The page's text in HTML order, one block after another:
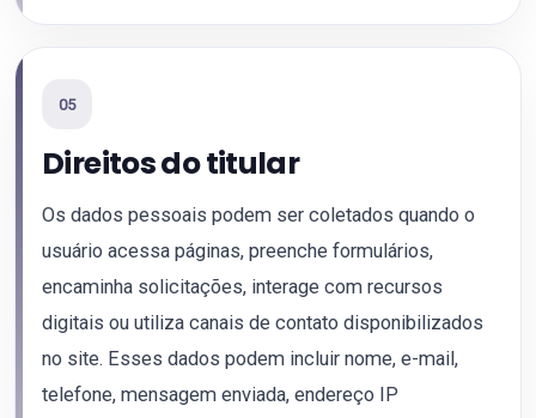
05
Direitos do titular
Os dados pessoais podem ser coletados quando o
usuário acessa páginas, preenche formulários,
encaminha solicitações, interage com recursos
digitais ou utiliza canais de contato disponibilizados
no site. Esses dados podem incluir nome, e-mail,
telefone, mensagem enviada, endereço IP